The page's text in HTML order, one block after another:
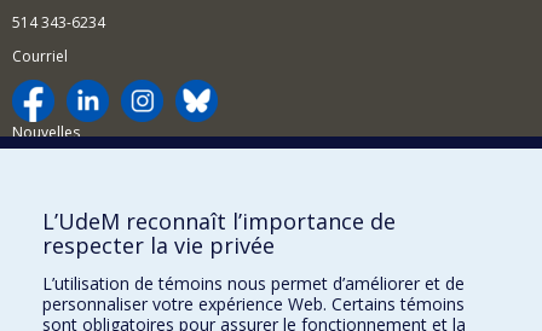
514 343-6234
Courriel
Nouvelles
Comment soutenir le Département?
BESOIN D'AIDE?
Plan du site
Signaler une erreur
L’UdeM reconnaît l’importance de
respecter la vie privée
L’utilisation de témoins nous permet d’améliorer et de
personnaliser votre expérience Web. Certains témoins
sont obligatoires pour assurer le fonctionnement et la